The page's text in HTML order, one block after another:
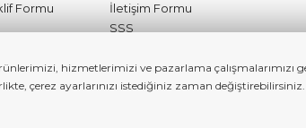
hizmetlerimizi ve pazarlama çalışmalarımızı
çerez ayarlarınızı istediğiniz zaman değiştirebilirsiniz.
Formu
İletişim Formu
SSS